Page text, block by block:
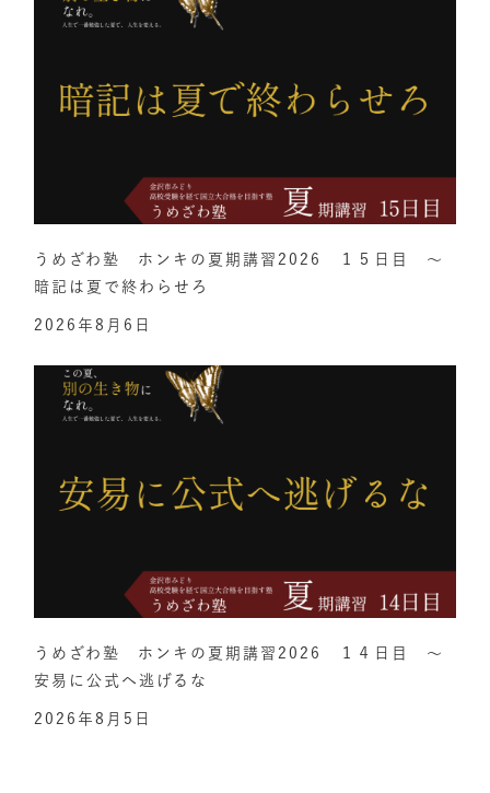
うめざわ塾 ホンキの夏期講習2026 １５日目 ～
暗記は夏で終わらせろ
2026年8月6日
うめざわ塾 ホンキの夏期講習2026 １４日目 ～
安易に公式へ逃げるな
2026年8月5日